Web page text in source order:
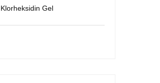
Gel